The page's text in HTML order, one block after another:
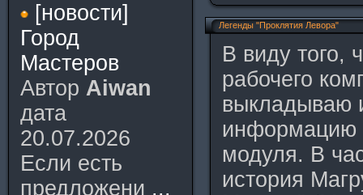
[новости]
Город
Мастеров
Автор Aiwan
дата
20.07.2026
Если есть
предложени ...
Легенды "Проклятия Левора"
В виду того,
рабочего
выкладываю
информацию
модуля. В
история